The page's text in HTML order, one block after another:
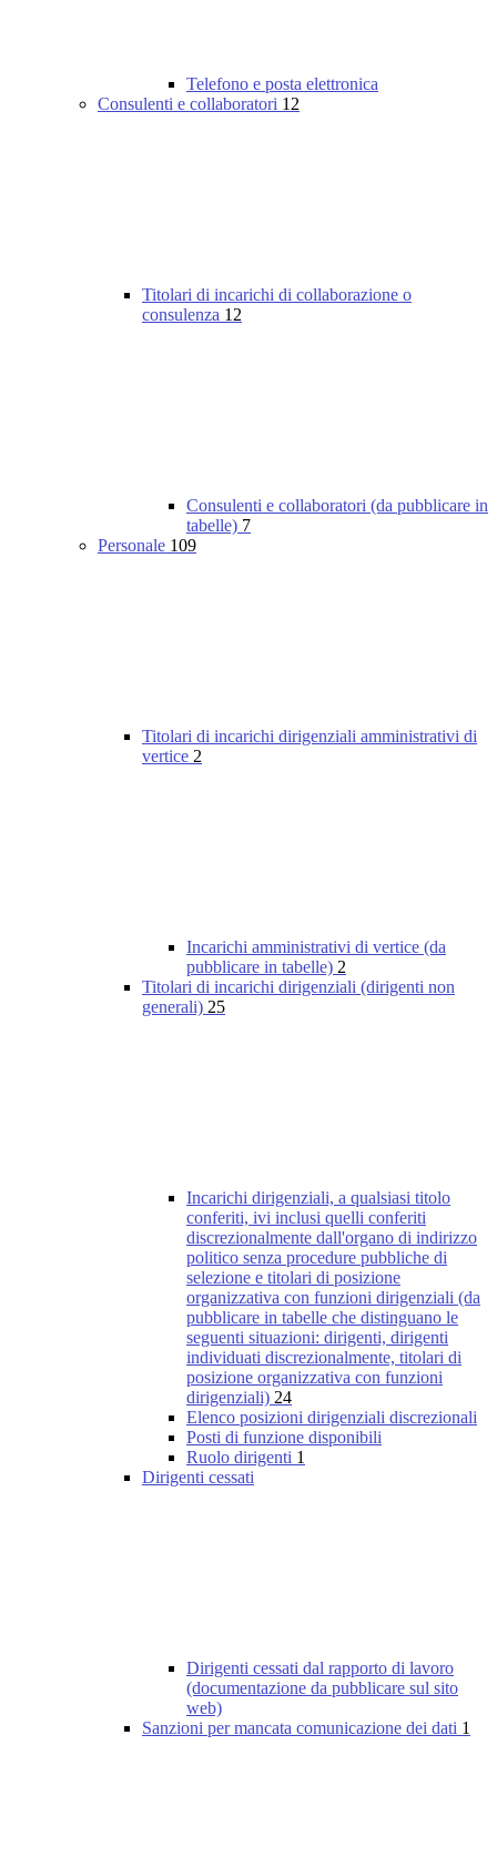
Telefono e posta elettronica
Consulenti e collaboratori 12
Titolari di incarichi di collaborazione o
consulenza 12
Consulenti e collaboratori (da pubblicare in
tabelle) 7
Personale 109
Titolari di incarichi dirigenziali amministrativi di
vertice 2
Incarichi amministrativi di vertice (da
pubblicare in tabelle) 2
Titolari di incarichi dirigenziali (dirigenti non
generali) 25
Incarichi dirigenziali, a qualsiasi titolo
conferiti, ivi inclusi quelli conferiti
discrezionalmente dall'organo di indirizzo
politico senza procedure pubbliche di
selezione e titolari di posizione
organizzativa con funzioni dirigenziali (da
pubblicare in tabelle che distinguano le
seguenti situazioni: dirigenti, dirigenti
individuati discrezionalmente, titolari di
posizione organizzativa con funzioni
dirigenziali) 24
Elenco posizioni dirigenziali discrezionali
Posti di funzione disponibili
Ruolo dirigenti 1
Dirigenti cessati
Dirigenti cessati dal rapporto di lavoro
(documentazione da pubblicare sul sito
web)
Sanzioni per mancata comunicazione dei dati 1